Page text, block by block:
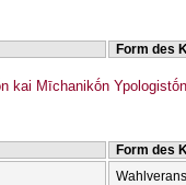
Form des
kai Mīchanikṓn
Form des